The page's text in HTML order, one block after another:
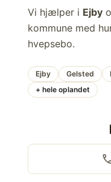
Vi hjælper i Ejby
kommune med
hvepsebo.
Ejby Gelsted
+ hele oplandet